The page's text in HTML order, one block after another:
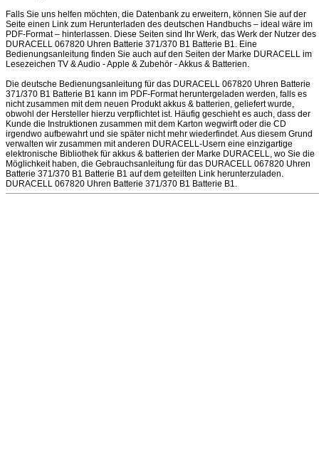
Falls Sie uns helfen möchten, die Datenbank zu erweitern, können Sie auf der
Seite einen Link zum Herunterladen des deutschen Handbuchs – ideal wäre im
PDF-Format – hinterlassen. Diese Seiten sind Ihr Werk, das Werk der Nutzer des
DURACELL 067820 Uhren Batterie 371/370 B1 Batterie B1. Eine
Bedienungsanleitung finden Sie auch auf den Seiten der Marke DURACELL im
Lesezeichen TV & Audio - Apple & Zubehör - Akkus & Batterien.
Die deutsche Bedienungsanleitung für das DURACELL 067820 Uhren Batterie
371/370 B1 Batterie B1 kann im PDF-Format heruntergeladen werden, falls es
nicht zusammen mit dem neuen Produkt akkus & batterien, geliefert wurde,
obwohl der Hersteller hierzu verpflichtet ist. Häufig geschieht es auch, dass der
Kunde die Instruktionen zusammen mit dem Karton wegwirft oder die CD
irgendwo aufbewahrt und sie später nicht mehr wiederfindet. Aus diesem Grund
verwalten wir zusammen mit anderen DURACELL-Usern eine einzigartige
elektronische Bibliothek für akkus & batterien der Marke DURACELL, wo Sie die
Möglichkeit haben, die Gebrauchsanleitung für das DURACELL 067820 Uhren
Batterie 371/370 B1 Batterie B1 auf dem geteilten Link herunterzuladen.
DURACELL 067820 Uhren Batterie 371/370 B1 Batterie B1.